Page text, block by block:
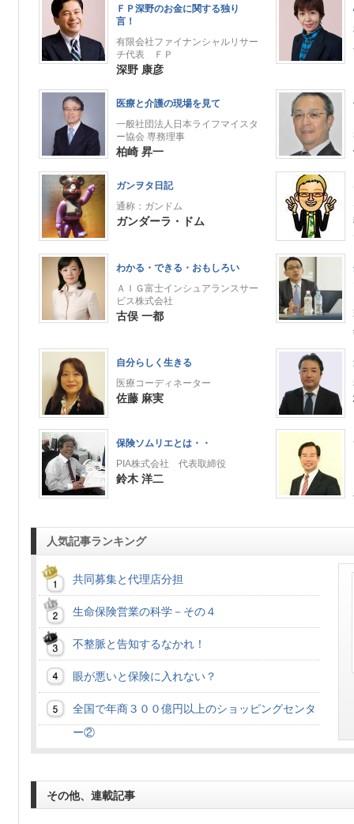
ＦＰ深野のお金に関する独り
言！
有限会社ファイナンシャルリサー
チ代表 ＦＰ
深野 康彦
医療と介護の現場を見て
一般社団法人日本ライフマイスタ
ー協会 専務理事
柏崎 昇一
ガンヲタ日記
通称：ガンドム
ガンダーラ・ドム
わかる・できる・おもしろい
ＡＩＧ富士インシュアランスサー
ビス株式会社
古俣 一都
自分らしく生きる
医療コーディネーター
佐藤 麻実
保険ソムリエとは・・
PIA株式会社 代表取締役
鈴木 洋二
人気記事ランキング
共同募集と代理店分担
生命保険営業の科学－その４
不整脈と告知するなかれ！
眼が悪いと保険に入れない？
全国で年商３００億円以上のショッピングセンタ
ー②
その他、連載記事